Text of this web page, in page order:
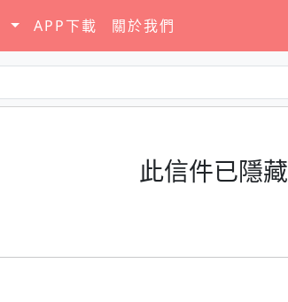
APP下載 關於我們
此信件已隱藏